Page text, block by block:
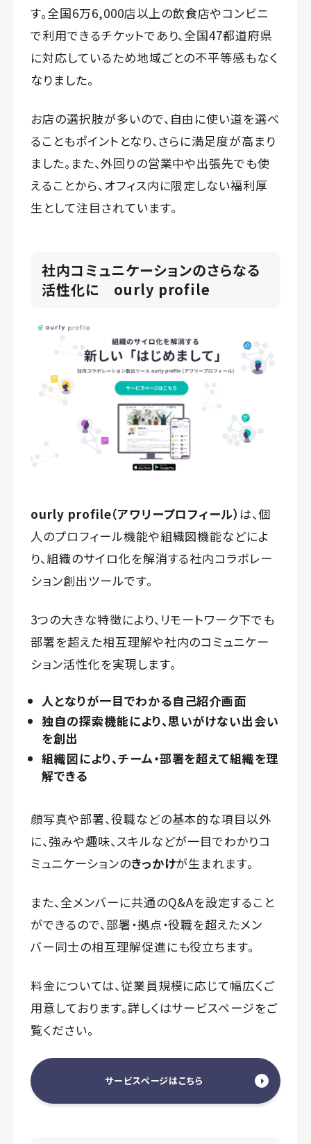
す。全国6万6,000店以上の飲食店やコンビニ
で利用できるチケットであり、全国47都道府県
に対応しているため地域ごとの不平等感もなく
なりました。
お店の選択肢が多いので、自由に使い道を選べ
ることもポイントとなり、さらに満足度が高まり
ました。また、外回りの営業中や出張先でも使
えることから、オフィス内に限定しない福利厚
生として注目されています。
社内コミュニケーションのさらなる
活性化に ourly profile
ourly profile（アワリープロフィール） は、個
人のプロフィール機能や組織図機能などによ
り、組織のサイロ化を解消する社内コラボレー
ション創出ツールです。
3つの大きな特徴により、リモートワーク下でも
部署を超えた相互理解や社内のコミュニケー
ション活性化を実現します。
人となりが一目でわかる自己紹介画面
独自の探索機能により、思いがけない出会い
を創出
組織図により、チーム・部署を超えて組織を理
解できる
顔写真や部署、役職などの基本的な項目以外
に、強みや趣味、スキルなどが一目でわかりコ
ミュニケーションのきっかけが生まれます。
また、全メンバーに共通のQ&Aを設定すること
ができるので、部署・拠点・役職を超えたメン
バー同士の相互理解促進にも役立ちます。
料金については、従業員規模に応じて幅広くご
用意しております。詳しくはサービスページをご
覧ください。
サービスページはこちら